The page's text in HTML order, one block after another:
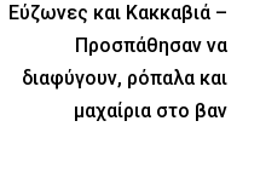
Εύζωνες και Κακκαβιά –
Προσπάθησαν να
διαφύγουν, ρόπαλα και
μαχαίρια στο βαν